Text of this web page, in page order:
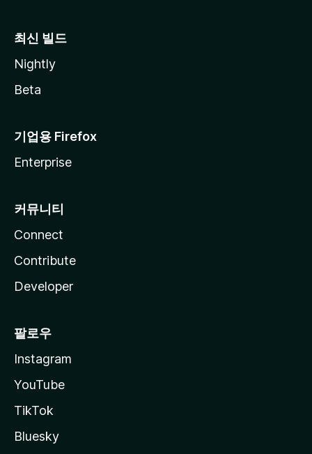
최신 빌드
Nightly
Beta
기업용 Firefox
Enterprise
커뮤니티
Connect
Contribute
Developer
팔로우
Instagram
YouTube
TikTok
Bluesky